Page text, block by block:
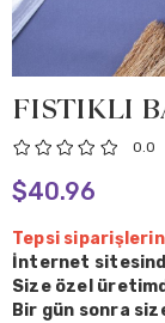
FISTIKLI
0.0
$40.96
Tepsi
İnternet
Size özel
Bir gün sonra